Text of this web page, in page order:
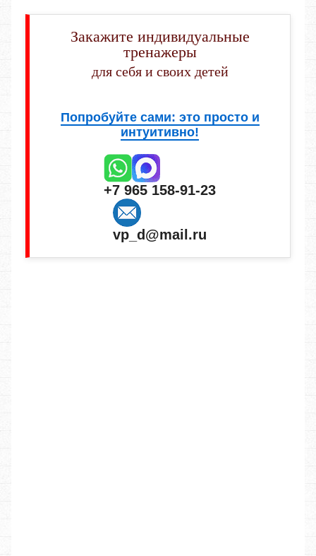
Закажите индивидуальные
тренажеры
для себя и своих детей
Попробуйте сами: это просто и
интуитивно!
+7 965 158-91-23
vp_d@mail.ru